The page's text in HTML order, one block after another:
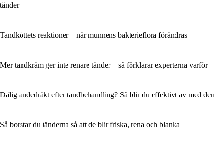
tänder
Tandköttets reaktioner – när munnens bakterieflora förändras
Mer tandkräm ger inte renare tänder – så förklarar experterna varför
Dålig andedräkt efter tandbehandling? Så blir du effektivt av med den
Så borstar du tänderna så att de blir friska, rena och blanka